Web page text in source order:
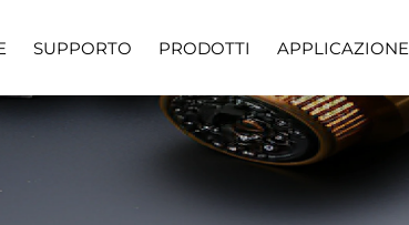
SUPPORTO
Scarica
PRODOTTI APPLICAZIONE